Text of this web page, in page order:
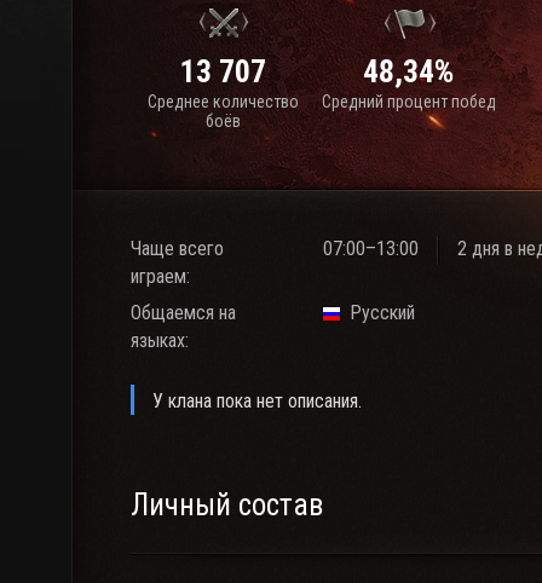
13 707
Среднее количество
боёв
48,34%
Средний процент побед
Чаще всего
играем:
07:00–13:00 2 дня в
Общаемся на
языках:
Русский
У клана пока нет описания.
Личный состав